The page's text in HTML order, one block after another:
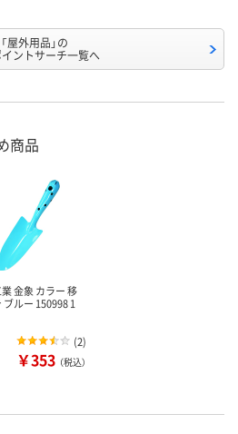
「屋外用品」の
イントサーチ一覧へ
商品
金象 カラー 移
ブルー 150998 1
(2)
￥353 （税込）